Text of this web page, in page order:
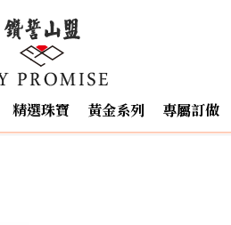
精選珠寶 黃金系列 專屬訂做